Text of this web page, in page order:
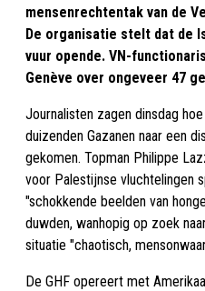
mensenrechtentak van de
De organisatie stelt dat de
vuur opende. VN-
Genève over ongeveer 47
Journalisten zagen dinsdag
duizenden Gazanen naar een
gekomen. Topman Philippe
voor Palestijnse vluchtelingen
"schokkende beelden van
duwden, wanhopig op zoek
situatie "chaotisch,
De GHF opereert met